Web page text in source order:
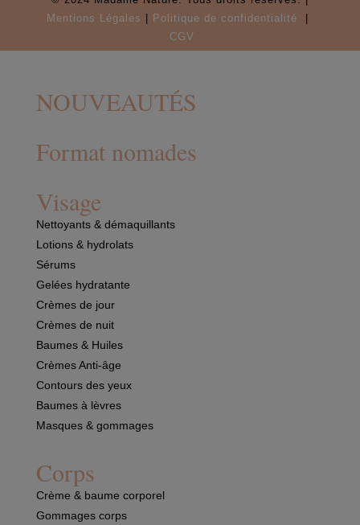
Mentions Légales | P olitique de confidentialité
|
CGV
NOUVEAUTÉS
Format nomades
Visage
Nettoyants & démaquillants
Lotions & hydrolats
Sérums
Gelées hydratante
Crèmes de jour
Crèmes de nuit
Baumes & Huiles
Crèmes Anti-âge
Contours des yeux
Baumes à lèvres
Masques & gommages
Corps
Crème & baume corporel
Gommages corps